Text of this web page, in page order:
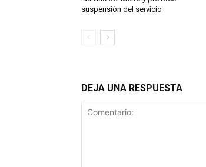
suspensión del servicio
DEJA UNA RESPUESTA